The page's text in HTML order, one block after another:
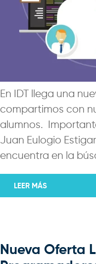
En IDT llega una
compartimos con
alumnos.
Juan Eulogio
encuentra en la
LEER MÁS
Nueva Oferta